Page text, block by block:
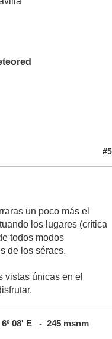
#5
un poco más el
los lugares (crítica
todos modos
de los séracs.
vistas únicas en el
08' E - 245 msnm